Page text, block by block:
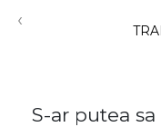
18K
‹
S-ar putea